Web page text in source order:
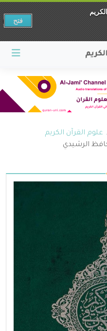
علوم القرآن الكريم
الرشيدي
فتح